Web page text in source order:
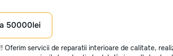
50000lei
Oferim servicii de reparatii interioare de calitate,